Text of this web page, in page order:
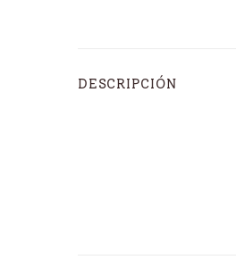
DESCRIPCIÓN